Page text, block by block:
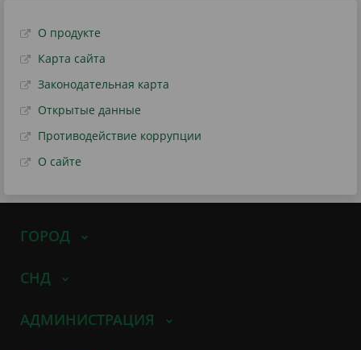
О продукте
Карта сайта
Законодательная карта
Открытые данные
Противодействие коррупции
О сайте
ГОРОД
СНД
АДМИНИСТРАЦИЯ